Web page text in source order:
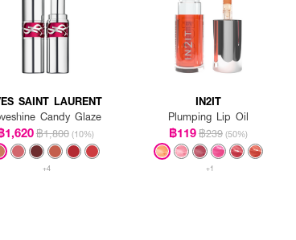
SAINT LAURENT
Candy Glaze
1,620฿1,800 (10%)
+4
IN2IT
Plumping Lip Oil
฿119฿239 (50%)
+1